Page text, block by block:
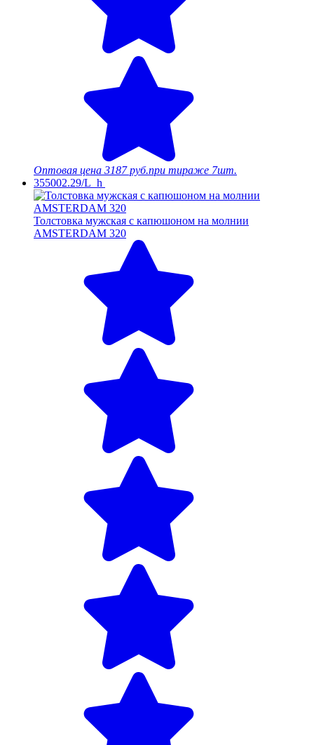
Оптовая цена 3187 руб.при тираже 7шт.
355002.29/L_h
Толстовка мужская с капюшоном на молнии
AMSTERDAM 320